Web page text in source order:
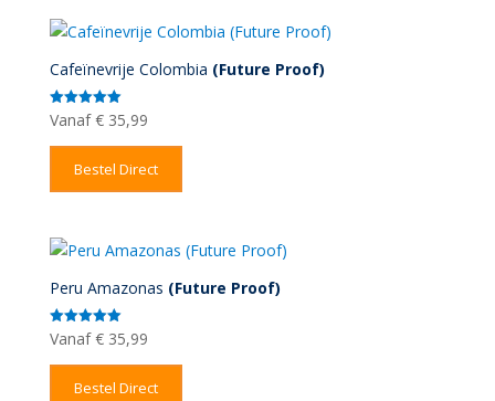
Cafeïnevrije Colombia (Future Proof)
Gewaardeerd
5.00
Vanaf €35,99
Bestel Direct
Peru Amazonas (Future Proof)
Gewaardeerd
5.00
Vanaf €35,99
Bestel Direct